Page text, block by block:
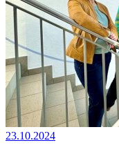
23.10.2024